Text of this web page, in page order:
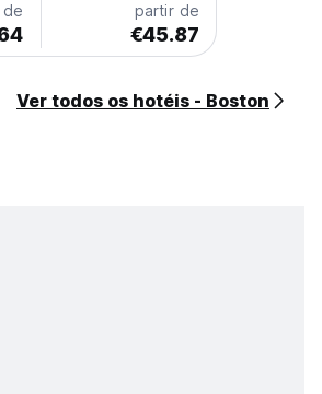
de
partir de
€45.87
Ver todos os hotéis - Boston